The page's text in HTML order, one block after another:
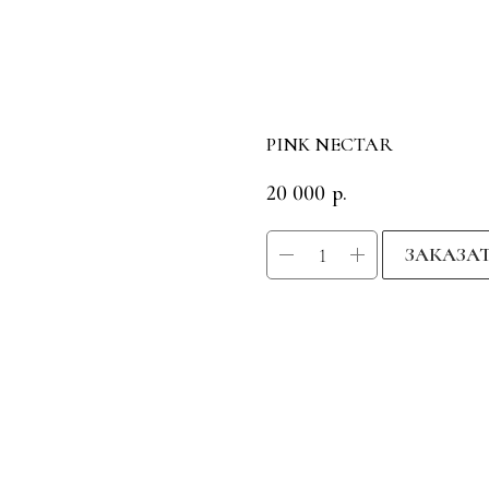
PINK NECTAR
20 000 р.